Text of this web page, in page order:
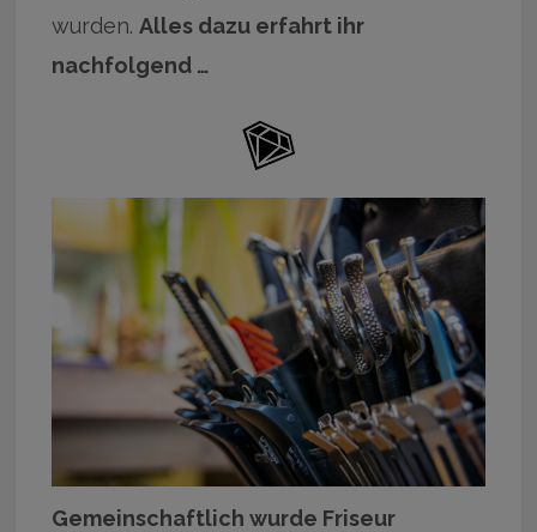
wurden.Alles dazu erfahrt ihr
nachfolgend …
Gemeinschaftlich wurde Friseur